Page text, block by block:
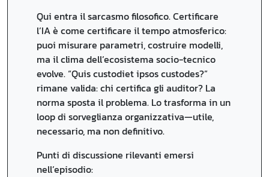
Qui entra il sarcasmo filosofico. Certificare
l’IA è come certificare il tempo atmosferico:
puoi misurare parametri, costruire modelli,
ma il clima dell’ecosistema socio-tecnico
evolve. “Quis custodiet ipsos custodes?”
rimane valida: chi certifica gli auditor? La
norma sposta il problema. Lo trasforma in un
loop di sorveglianza organizzativa—utile,
necessario, ma non definitivo.
Punti di discussione rilevanti emersi
nell’episodio: